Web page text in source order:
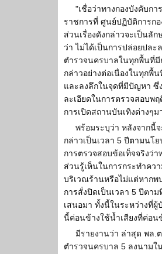
"เชื่อว่าทางกองบังคับก
ราชการที่ ศูนย์ปฏิบัติการก
ส่วนเรื่องดังกล่าวจะเป็นลั
ว่า ไม่ได้เป็นการปล่อยปละ
ตำรวจนครบาลในทุกพื้นที่มี
กล่าวอย่างต่อเนื่องในทุกพื้
และลงลึกในจุดที่มีปัญหา ซึ่
ละเอียดในการตรวจสอบพ
การเปิดสถานบันเทิงต่างๆ
พร้อมระบุว่า หลังจากนี้
กล่าวเป็นเวลา 5 ปีตามนโ
การตรวจสอบข้อเท็จจริงว่
ส่วนรู้เห็นในการกระทำคว
บริเวณร้านหรือไม่แต่หากพ
การสั่งปิดเป็นเวลา 5 ปีตา
เสนอมา ทั้งนี้ในระหว่างที่
นี้ค่อนข้างใช้น้ำเสียงที่ค่อน
มีรายงานว่า ล่าสุด พล
ตำรวจนครบาล 5 ลงนามใ